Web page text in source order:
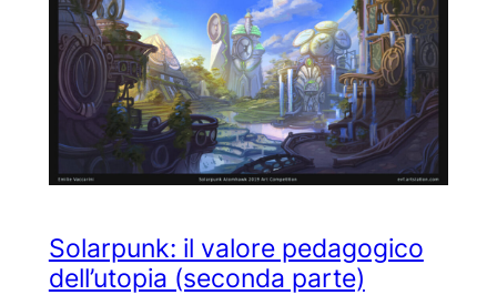
Solarpunk: il valore pedagogico
dell’utopia (seconda parte)